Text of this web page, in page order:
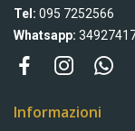
Tel: 095 7252566
Whatsapp:
Informazioni